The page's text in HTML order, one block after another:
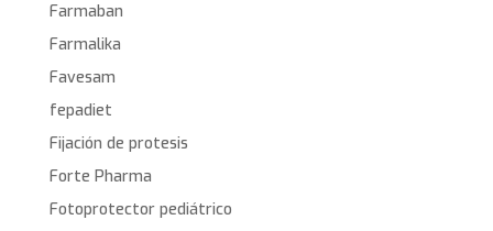
Farmaban
Farmalika
Favesam
fepadiet
Fijación de protesis
Forte Pharma
Fotoprotector pediátrico